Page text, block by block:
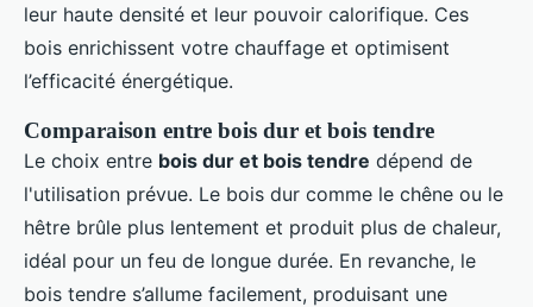
leur haute densité et leur pouvoir calorifique. Ces
bois enrichissent votre chauffage et optimisent
l’efficacité énergétique.
Comparaison entre bois dur et bois tendre
Le choix entre bois dur et bois tendre dépend de
l'utilisation prévue. Le bois dur comme le chêne ou le
hêtre brûle plus lentement et produit plus de chaleur,
idéal pour un feu de longue durée. En revanche, le
bois tendre s’allume facilement, produisant une